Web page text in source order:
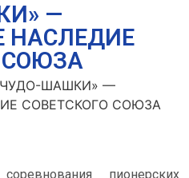
—
НАСЛЕДИЕ
СОЮЗА
ШАШКИ» —
СОВЕТСКОГО СОЮЗА
пионерских